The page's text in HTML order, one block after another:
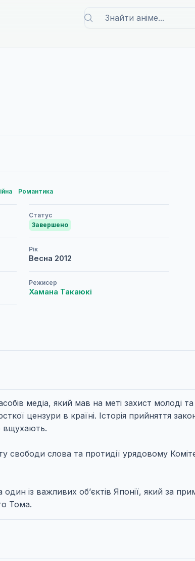
Романтика
Статус
Завершено
Рік
Весна 2012
Режисер
Хамана Такаюкі
медіа, який мав на меті захист молоді та
цензури в країні. Історія прийняття
вщухають.
свободи слова та протидії урядовому
із важливих об’єктів Японії, який за
Тома.